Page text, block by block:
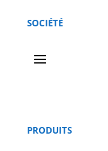
SOCIÉTÉ
PRODUITS